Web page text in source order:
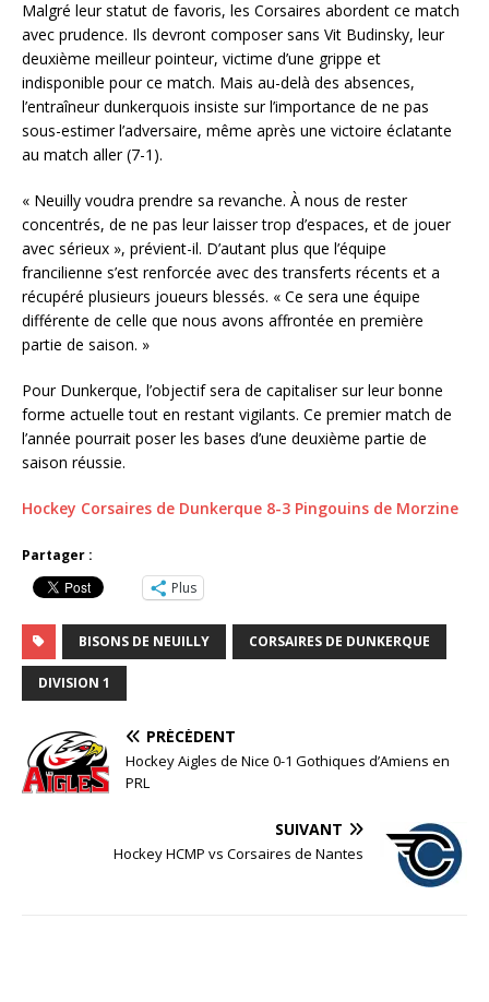
Malgré leur statut de favoris, les Corsaires abordent ce match
avec prudence. Ils devront composer sans Vit Budinsky, leur
deuxième meilleur pointeur, victime d’une grippe et
indisponible pour ce match. Mais au-delà des absences,
l’entraîneur dunkerquois insiste sur l’importance de ne pas
sous-estimer l’adversaire, même après une victoire éclatante
au match aller (7-1).
« Neuilly voudra prendre sa revanche. À nous de rester
concentrés, de ne pas leur laisser trop d’espaces, et de jouer
avec sérieux », prévient-il. D’autant plus que l’équipe
francilienne s’est renforcée avec des transferts récents et a
récupéré plusieurs joueurs blessés. « Ce sera une équipe
différente de celle que nous avons affrontée en première
partie de saison. »
Pour Dunkerque, l’objectif sera de capitaliser sur leur bonne
forme actuelle tout en restant vigilants. Ce premier match de
l’année pourrait poser les bases d’une deuxième partie de
saison réussie.
Hockey Corsaires de Dunkerque 8-3 Pingouins de Morzine
Partager :
Plus
BISONS DE NEUILLY CORSAIRES DE DUNKERQUE
DIVISION 1
PRÉCÉDENT
Hockey Aigles de Nice 0-1 Gothiques d’Amiens en
PRL
SUIVANT
Hockey HCMP vs Corsaires de Nantes